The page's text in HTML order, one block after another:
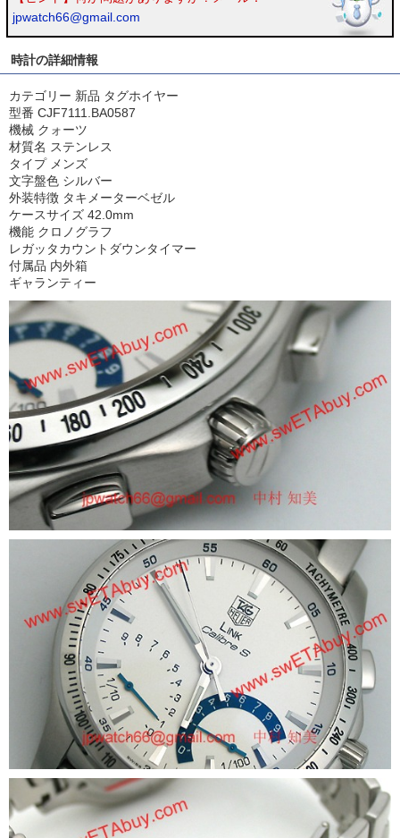
jpwatch66@gmail.com
時計の詳細情報
カテゴリー 新品 タグホイヤー
型番 CJF7111.BA0587
機械 クォーツ
材質名 ステンレス
タイプ メンズ
文字盤色 シルバー
外装特徴 タキメーターベゼル
ケースサイズ 42.0mm
機能 クロノグラフ
レガッタカウントダウンタイマー
付属品 内外箱
ギャランティー